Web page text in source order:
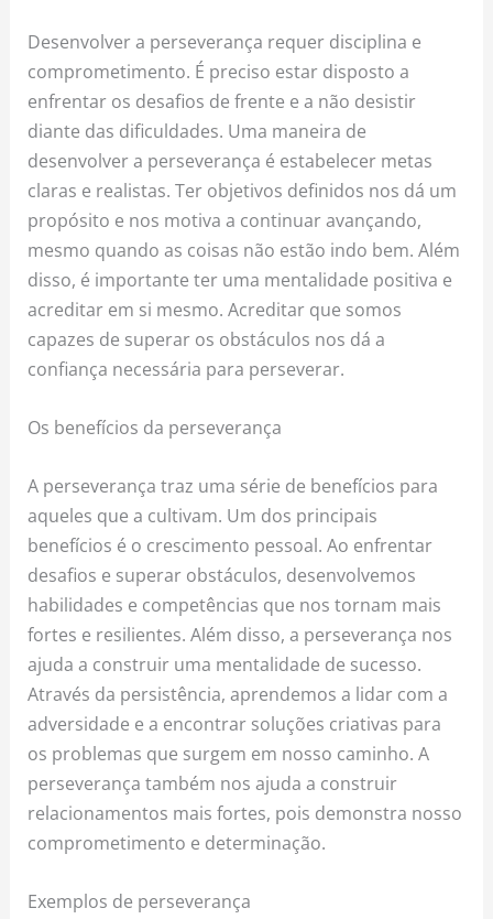
Desenvolver a perseverança requer disciplina e
comprometimento. É preciso estar disposto a
enfrentar os desafios de frente e a não desistir
diante das dificuldades. Uma maneira de
desenvolver a perseverança é estabelecer metas
claras e realistas. Ter objetivos definidos nos dá um
propósito e nos motiva a continuar avançando,
mesmo quando as coisas não estão indo bem. Além
disso, é importante ter uma mentalidade positiva e
acreditar em si mesmo. Acreditar que somos
capazes de superar os obstáculos nos dá a
confiança necessária para perseverar.
Os benefícios da perseverança
A perseverança traz uma série de benefícios para
aqueles que a cultivam. Um dos principais
benefícios é o crescimento pessoal. Ao enfrentar
desafios e superar obstáculos, desenvolvemos
habilidades e competências que nos tornam mais
fortes e resilientes. Além disso, a perseverança nos
ajuda a construir uma mentalidade de sucesso.
Através da persistência, aprendemos a lidar com a
adversidade e a encontrar soluções criativas para
os problemas que surgem em nosso caminho. A
perseverança também nos ajuda a construir
relacionamentos mais fortes, pois demonstra nosso
comprometimento e determinação.
Exemplos de perseverança